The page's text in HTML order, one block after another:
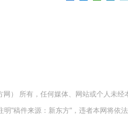
） 所有，任何媒体、网站或个人未经
"稿件来源：新东方"，违者本网将依